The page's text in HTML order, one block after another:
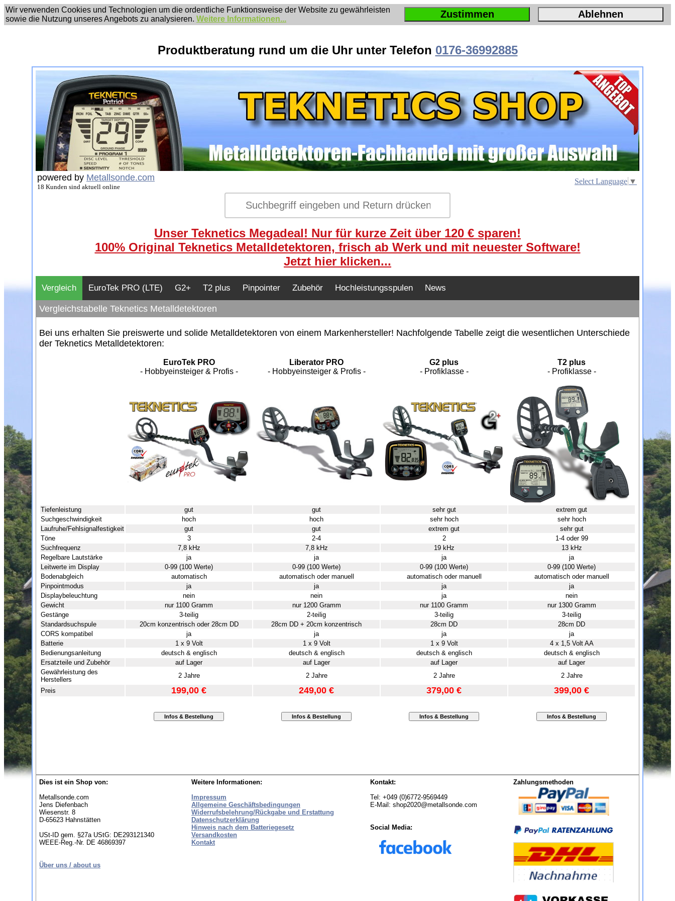
Wir verwenden Cookies und Technologien um die ordentliche Funktionsweise der Website zu gewährleisten
sowie die Nutzung unseres Angebots zu analysieren. Weitere Informationen... Zustimmen Ablehnen
Produktberatung rund um die Uhr unter Telefon 0176-36992885
powered by Metallsonde.com
18 Kunden sind aktuell online
Select Language ▼
Unser Teknetics Megadeal! Nur für kurze Zeit über 120 € sparen!
100% Original Teknetics Metalldetektoren, frisch ab Werk und mit neuester Software!
Jetzt hier klicken...
Vergleich EuroTek PRO (LTE) G2+ T2 plus Pinpointer Zubehör Hochleistungsspulen News
Vergleichstabelle Teknetics Metalldetektoren
Bei uns erhalten Sie preiswerte und solide Metalldetektoren von einem Markenhersteller! Nachfolgende Tabelle zeigt die wesentlichen Unterschiede
der Teknetics Metalldetektoren:
EuroTek PRO
- Hobbyeinsteiger & Profis -
Liberator PRO
- Hobbyeinsteiger & Profis -
G2 plus
- Profiklasse -
T2 plus
- Profiklasse -
Tiefenleistung gut gut sehr gut
extrem gut
Suchgeschwindigkeit
hoch hoch sehr hoch
sehr hoch
Laufruhe/Fehlsignalfestigkeit
gut gut extrem gut
sehr gut
Töne
3 2-4 2
1-4 oder 99
Suchfrequenz
7,8 kHz 7,8 kHz 19 kHz
13 kHz
Regelbare Lautstärke
ja ja ja
ja
Leitwerte im Display
0-99 (100 Werte) 0-99 (100 Werte) 0-99 (100 Werte)
0-99 (100 Werte)
Bodenabgleich
automatisch automatisch oder manuell automatisch oder manuell
automatisch oder manuell
Pinpointmodus
ja ja ja
ja
Displaybeleuchtung
nein nein ja
nein
Gewicht
nur 1100 Gramm nur 1200 Gramm nur 1100 Gramm
nur 1300 Gramm
Gestänge
3-teilig 2-teilig 3-teilig
3-teilig
Standardsuchspule
20cm konzentrisch oder 28cm DD 28cm DD + 20cm konzentrisch 28cm DD
28cm DD
CORS kompatibel
ja ja ja
ja
Batterie
1 x 9 Volt 1 x 9 Volt 1 x 9 Volt
4 x 1,5 Volt AA
Bedienungsanleitung
deutsch & englisch deutsch & englisch deutsch & englisch
deutsch & englisch
Ersatzteile und Zubehör
auf Lager auf Lager auf Lager
auf Lager
Gewährleistung des
Herstellers
2 Jahre 2 Jahre 2 Jahre
2 Jahre
Preis
199,00 € 249,00 € 379,00 € 399,00 €
Dies ist ein Shop von:
Metallsonde.com
Jens Diefenbach
Wiesenstr. 8
D-65623 Hahnstätten
USt-ID gem. §27a UStG: DE293121340
WEEE-Reg.-Nr. DE 46869397
Über uns / about us
Weitere Informationen:
Impressum
Allgemeine Geschäftsbedingungen
Widerrufsbelehrung/Rückgabe und Erstattung
Datenschutzerklärung
Hinweis nach dem Batteriegesetz
Versandkosten
Kontakt
Kontakt:
Tel: +049 (0)6772-9569449
E-Mail: shop2020@metallsonde.com
Social Media:
Zahlungsmethoden